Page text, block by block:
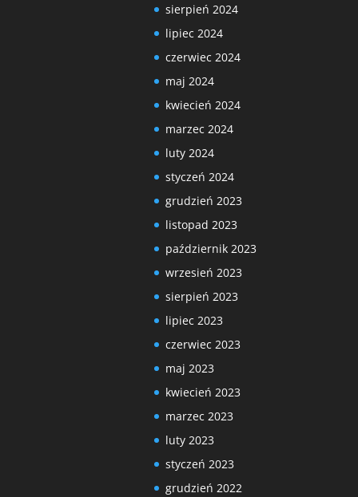
sierpień 2024
lipiec 2024
czerwiec 2024
maj 2024
kwiecień 2024
marzec 2024
luty 2024
styczeń 2024
grudzień 2023
listopad 2023
październik 2023
wrzesień 2023
sierpień 2023
lipiec 2023
czerwiec 2023
maj 2023
kwiecień 2023
marzec 2023
luty 2023
styczeń 2023
grudzień 2022